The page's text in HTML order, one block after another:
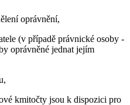
oprávnění,
(v případě právnické osoby -
oprávněné jednat jejím
kmitočty jsou k dispozici pro